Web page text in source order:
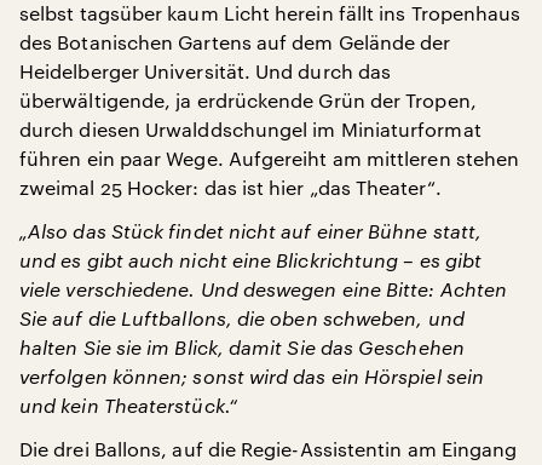
selbst tagsüber kaum Licht herein fällt ins Tropenhaus
des Botanischen Gartens auf dem Gelände der
Heidelberger Universität. Und durch das
überwältigende, ja erdrückende Grün der Tropen,
durch diesen Urwalddschungel im Miniaturformat
führen ein paar Wege. Aufgereiht am mittleren stehen
zweimal 25 Hocker: das ist hier „das Theater“.
„Also das Stück findet nicht auf einer Bühne statt,
und es gibt auch nicht eine Blickrichtung – es gibt
viele verschiedene. Und deswegen eine Bitte: Achten
Sie auf die Luftballons, die oben schweben, und
halten Sie sie im Blick, damit Sie das Geschehen
verfolgen können; sonst wird das ein Hörspiel sein
und kein Theaterstück.“
Die drei Ballons, auf die Regie-Assistentin am Eingang